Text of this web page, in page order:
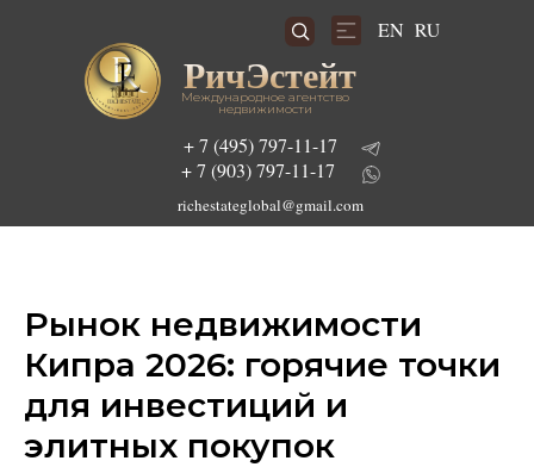
Международное агентство
недвижимости
РичЭстейт
+ 7 (903) 797-11-17
+ 7 (495) 797-11-17
richestateglobal@gmail.com
EN RU
Подобрать инвестиционный проект
Рынок недвижимости
Кипра 2026: горячие точки
для инвестиций и
элитных покупок